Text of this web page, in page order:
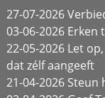
27-07-2026
03-06-2026
22-05-2026 Let
dat zélf aangeeft
21-04-2026